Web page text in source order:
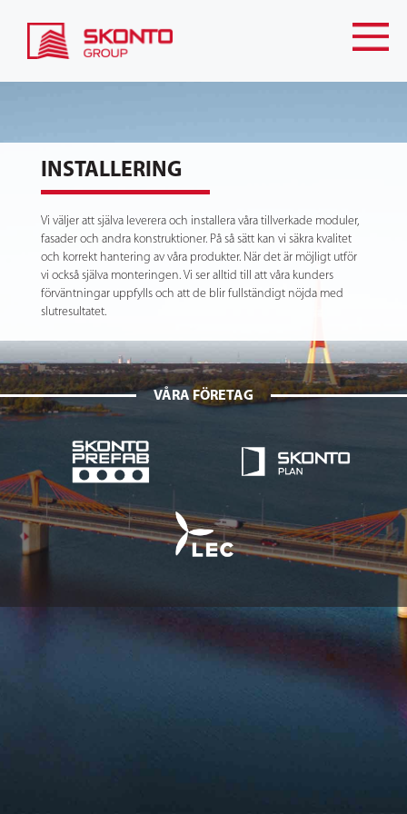
INSTALLERING
Vi väljer att själva leverera och installera våra tillverkade moduler,
fasader och andra konstruktioner. På så sätt kan vi säkra kvalitet
och korrekt hantering av våra produkter. När det är möjligt utför
vi också själva monteringen. Vi ser alltid till att våra kunders
förväntningar uppfylls och att de blir fullständigt nöjda med
slutresultatet.
VÅRA FÖRETAG